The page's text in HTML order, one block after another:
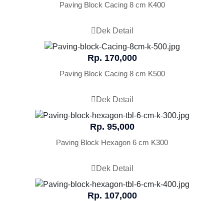
Paving Block Cacing 8 cm K400
Dek Detail
Rp. 170,000
Paving Block Cacing 8 cm K500
Dek Detail
Rp. 95,000
Paving Block Hexagon 6 cm K300
Dek Detail
Rp. 107,000